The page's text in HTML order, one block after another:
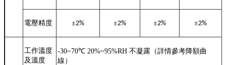
電壓精度 ±2% ±2% ±2% ±2%
工作溫度
及溫度
-30~70℃ 20%~95%RH 不凝露（詳情參考降額曲
線）